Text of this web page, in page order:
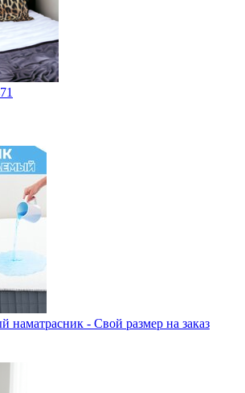
наматрасник - Свой размер на заказ